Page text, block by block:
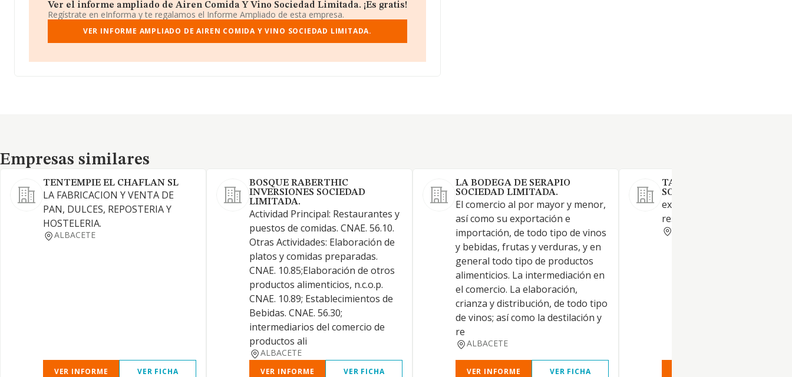
Ver el informe ampliado de Airen Comida Y Vino Sociedad Limitada. ¡Es gratis!
Regístrate en eInforma y te regalamos el Informe Ampliado de esta empresa.
VER INFORME AMPLIADO DE AIREN COMIDA Y VINO SOCIEDAD LIMITADA.
Empresas similares
Empresas similares
TENTEMPIE EL CHAFLAN SL
LA FABRICACION Y VENTA DE
PAN, DULCES, REPOSTERIA Y
HOSTELERIA.
ALBACETE
VER INFORME VER FICHA
BOSQUE RABERTHIC
INVERSIONES SOCIEDAD
LIMITADA.
Actividad Principal: Restaurantes y
puestos de comidas. CNAE. 56.10.
Otras Actividades: Elaboración de
platos y comidas preparadas.
CNAE. 10.85;Elaboración de otros
productos alimenticios, n.c.o.p.
CNAE. 10.89; Establecimientos de
Bebidas. CNAE. 56.30;
intermediarios del comercio de
productos ali
ALBACETE
VER INFORME VER FICHA
LA BODEGA DE SERAPIO
SOCIEDAD LIMITADA.
El comercio al por mayor y menor,
así como su exportación e
importación, de todo tipo de vinos
y bebidas, frutas y verduras, y en
general todo tipo de productos
alimenticios. La intermediación en
el comercio. La elaboración,
crianza y distribución, de todo tipo
de vinos; así como la destilación y
re
ALBACETE
VER INFORME VER FICHA
TAPERIA HORNO DE LA
SOCIEDAD LIMITADA
excplotacion de un bar
restaurante